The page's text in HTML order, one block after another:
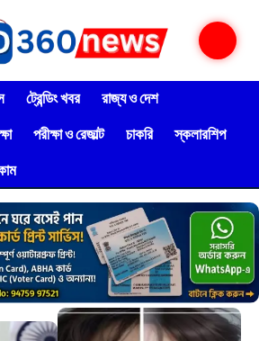
ট্রেন্ডিং খবর
রাজ্য ও দেশ
পরীক্ষা ও রেজাল্ট চাকরি
স্কলারশিপ